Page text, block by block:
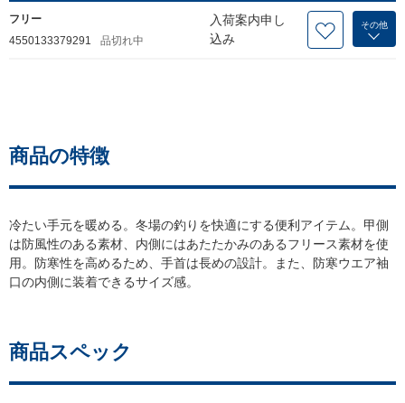
フリー
4550133379291
品切れ中
入荷案内申し
込み
その他
商品の特徴
冷たい手元を暖める。冬場の釣りを快適にする便利アイテム。甲側
は防風性のある素材、内側にはあたたかみのあるフリース素材を使
用。防寒性を高めるため、手首は長めの設計。また、防寒ウエア袖
口の内側に装着できるサイズ感。
商品スペック